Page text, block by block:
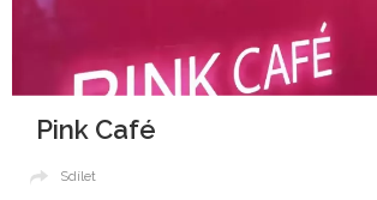
Pink Café
Sdílet